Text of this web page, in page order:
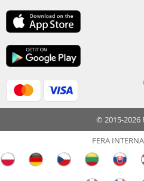
© 2015-2026
FERA